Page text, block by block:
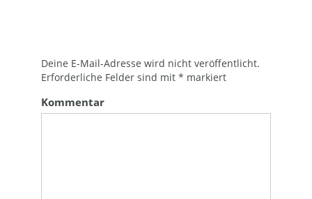
Deine E-Mail-Adresse wird nicht veröffentlicht.
Erforderliche Felder sind mit* markiert
Kommentar